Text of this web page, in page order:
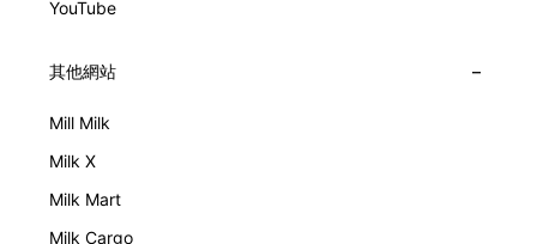
YouTube
其他網站
Mill Milk
Milk X
Milk Mart
Milk Cargo